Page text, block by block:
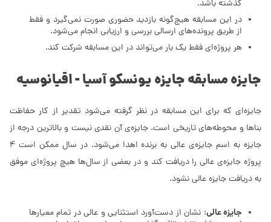
گذشته باشد.
در این مسابقه هیچ‌گونه بازدید حضوری صورت نمی‌گیرد و فقط
از طریق پرونده‌های ارسالی بررسی و ارزیابی انجام می‌شود.
هر پروژه‌ای فقط یک بار می‌تواند در این مسابقه شرکت کند.
جایزه مسابقه جایزه یونسکو آسیا - اقیانوسیه
جایزه‌ای که برای این مسابقه در نظر گرفته می‌شود تقدیر از کار حفاظت
بناها و محوطه‌های تاریخی است. جایزه‌ی آن نقدی نیست و بالاترین درجه از
جایزه به اسم جایزه‌ی عالی به برنده اهدا می‌شود. در سال ممکن است 4
پروژه جایزه‌ی عالی را دریافت کند و در بعضی از سال‌ها هیچ پروژه‌ای موفق
به دریافت جایزه عالی نشود.
جایزه عالی: نشان از دست‌آورد استثنایی و عالی در تمام معیارها